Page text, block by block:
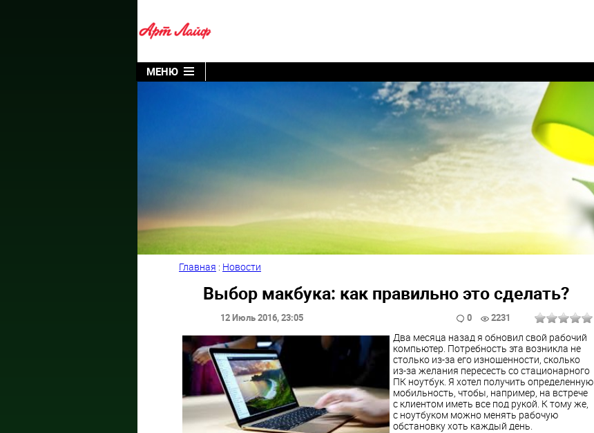
МЕНЮ
Главная : Новости
Выбор макбука: как правильно это сделать?
12 Июль 2016, 23:05 0 2231
Два месяца назад я обновил свой рабочий
компьютер. Потребность эта возникла не
столько из-за его изношенности, сколько
из-за желания пересесть со стационарного
ПК ноутбук. Я хотел получить определенную
мобильность, чтобы, например, на встрече
с клиентом иметь все под рукой. К тому же,
с ноутбуком можно менять рабочую
обстановку хоть каждый день.